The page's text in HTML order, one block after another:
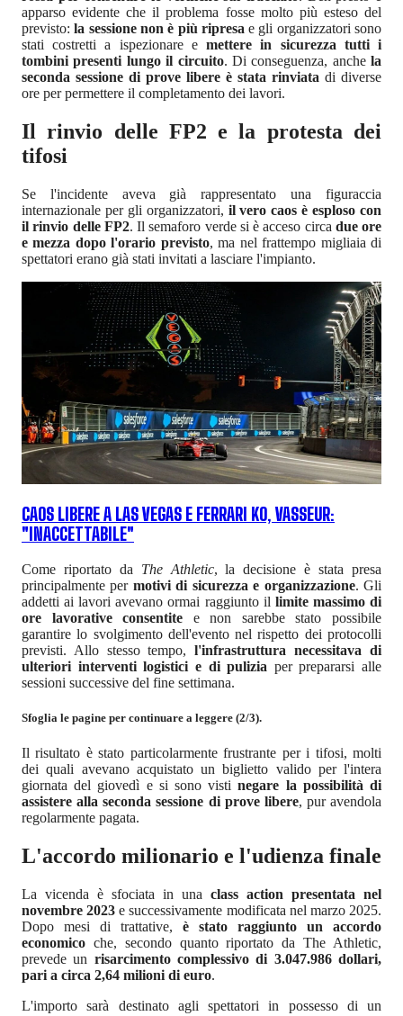
apparso evidente che il problema fosse molto più esteso del
previsto:la sessione non è più ripresae gli organizzatori sono
stati costretti a ispezionare emettere in sicurezza tutti i
tombini presenti lungo il circuito. Di conseguenza, anche la
seconda sessione di prove libere è stata rinviata di diverse
ore per permettere il completamento dei lavori.
Il rinvio delle FP2 e la protesta dei
tifosi
Se l'incidente aveva già rappresentato una figuraccia
internazionale per gli organizzatori, il vero caos è esploso con
il rinvio delle FP2. Il semaforo verde si è acceso circa due ore
e mezza dopo l'orario previsto, ma nel frattempo migliaia di
spettatori erano già stati invitati a lasciare l'impianto.
CAOS LIBERE A LAS VEGAS E FERRARI KO, VASSEUR:
"INACCETTABILE"
Come riportato da The Athletic, la decisione è stata presa
principalmente per motivi di sicurezza e organizzazione. Gli
addetti ai lavori avevano ormai raggiunto il limite massimo di
ore lavorative consentite e non sarebbe stato possibile
garantire lo svolgimento dell'evento nel rispetto dei protocolli
previsti. Allo stesso tempo,l'infrastruttura necessitava di
ulteriori interventi logistici e di pulizia per prepararsi alle
sessioni successive del fine settimana.
Sfoglia le pagine per continuare a leggere (2/3).
Il risultato è stato particolarmente frustrante per i tifosi, molti
dei quali avevano acquistato un biglietto valido per l'intera
giornata del giovedì e si sono visti negare la possibilità di
assistere alla seconda sessione di prove libere, pur avendola
regolarmente pagata.
L'accordo milionario e l'udienza finale
La vicenda è sfociata in una class action presentata nel
novembre 2023e successivamente modificata nel marzo 2025.
Dopo mesi di trattative, è stato raggiunto un accordo
economico che, secondo quanto riportato da The Athletic,
prevede un risarcimento complessivo di 3.047.986 dollari,
pari a circa 2,64 milioni di euro.
L'importo sarà destinato agli spettatori in possesso di un